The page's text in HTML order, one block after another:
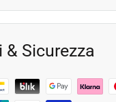
& Sicurezza